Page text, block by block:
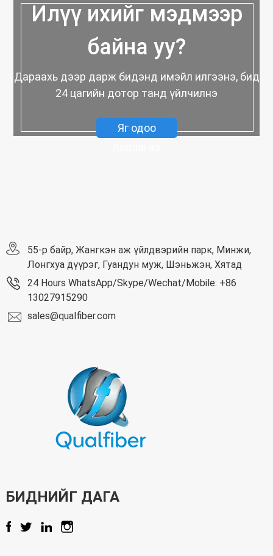
Илүү ихийг мэдмээр
байна уу?
Дараахь дээр дарж бидэнд имэйл илгээнэ, бид
24 цагийн дотор танд үйлчилнэ
Яг одоо
55-р байр, Жангкэн аж үйлдвэрийн парк, Минжи,
Лонгхуа дүүрэг, Гуандун муж, Шэньжэн, Хятад
24 Hours WhatsApp/Skype/Wechat/Mobile: +86
13027915290
sales@qualfiber.com
БИДНИЙГ ДАГА